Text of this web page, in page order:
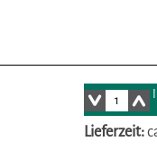
Lieferzeit: